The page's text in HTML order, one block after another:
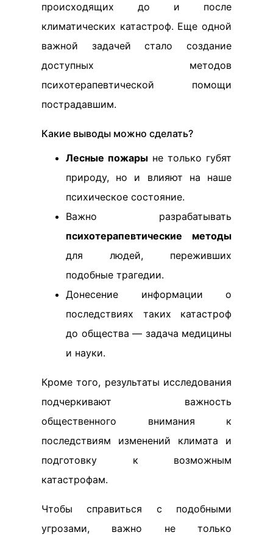
происходящих до и после
климатических катастроф. Еще одной
важной задачей стало создание
доступных методов
психотерапевтической помощи
пострадавшим.
Какие выводы можно сделать?
Лесные пожары не только губят
природу, но и влияют на наше
психическое состояние.
Важно разрабатывать
психотерапевтические методы
для людей, переживших
подобные трагедии.
Донесение информации о
последствиях таких катастроф
до общества — задача медицины
и науки.
Кроме того, результаты исследования
подчеркивают важность
общественного внимания к
последствиям изменений климата и
подготовку к возможным
катастрофам.
Чтобы справиться с подобными
угрозами, важно не только